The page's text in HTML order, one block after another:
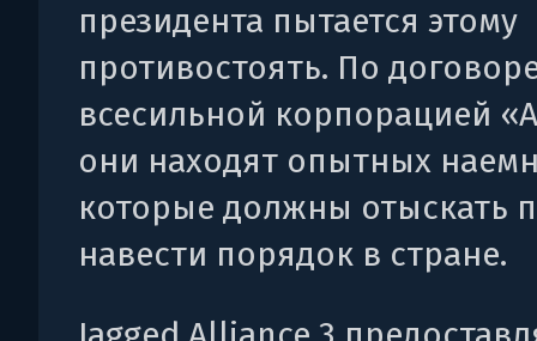
президента пытается этому
противостоять. По
всесильной корпорацией
они находят опытных
которые должны отыскать
навести порядок в стране.